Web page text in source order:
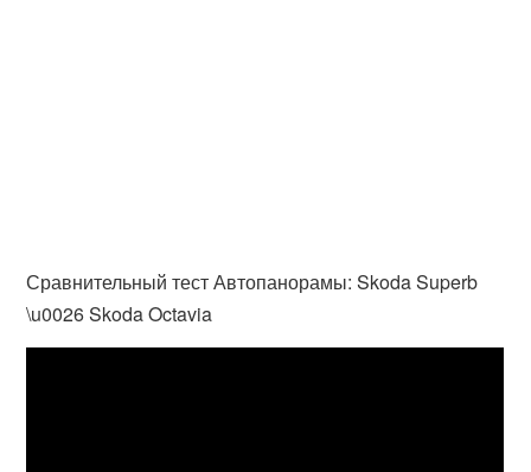
Сравнительный тест Автопанорамы: Skoda Superb
\u0026 Skoda Octavia